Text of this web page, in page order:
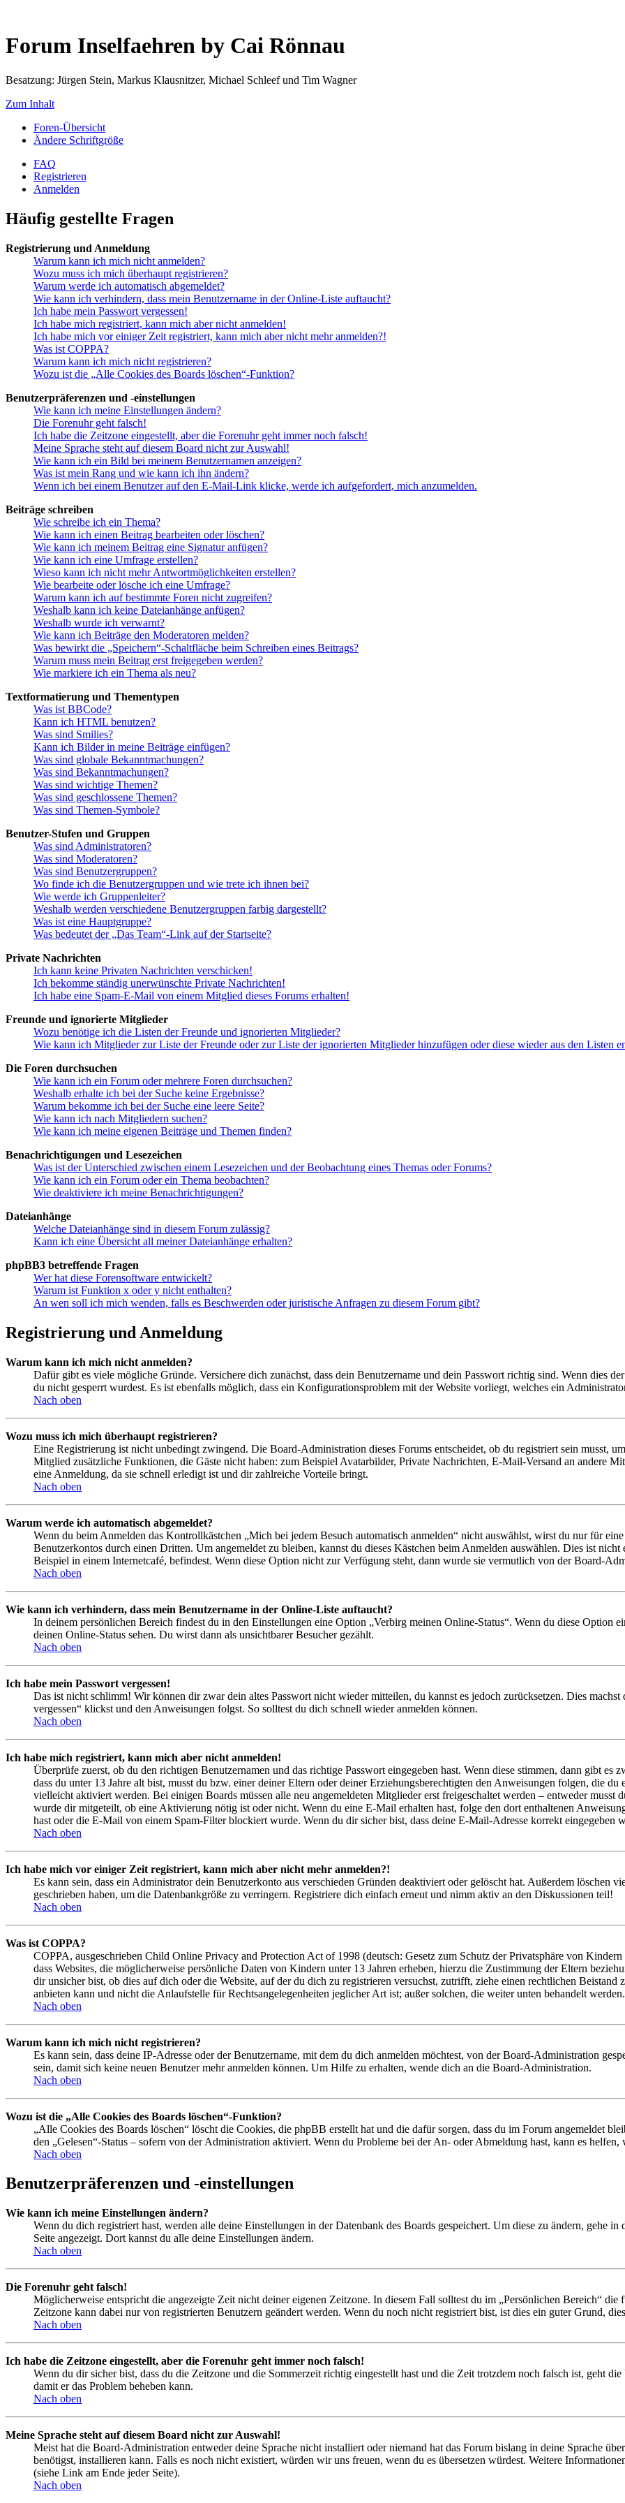
Forum Inselfaehren by Cai Rönnau
Besatzung: Jürgen Stein, Markus Klausnitzer, Michael Schleef und Tim Wagner
Zum Inhalt
Foren-Übersicht
Ändere Schriftgröße
FAQ
Registrieren
Anmelden
Häufig gestellte Fragen
Registrierung und Anmeldung
Warum kann ich mich nicht anmelden?
Wozu muss ich mich überhaupt registrieren?
Warum werde ich automatisch abgemeldet?
Wie kann ich verhindern, dass mein Benutzername in der Online-Liste auftaucht?
Ich habe mein Passwort vergessen!
Ich habe mich registriert, kann mich aber nicht anmelden!
Ich habe mich vor einiger Zeit registriert, kann mich aber nicht mehr anmelden?!
Was ist COPPA?
Warum kann ich mich nicht registrieren?
Wozu ist die „Alle Cookies des Boards löschen“-Funktion?
Benutzerpräferenzen und -einstellungen
Wie kann ich meine Einstellungen ändern?
Die Forenuhr geht falsch!
Ich habe die Zeitzone eingestellt, aber die Forenuhr geht immer noch falsch!
Meine Sprache steht auf diesem Board nicht zur Auswahl!
Wie kann ich ein Bild bei meinem Benutzernamen anzeigen?
Was ist mein Rang und wie kann ich ihn ändern?
Wenn ich bei einem Benutzer auf den E-Mail-Link klicke, werde ich aufgefordert, mich anzumelden.
Beiträge schreiben
Wie schreibe ich ein Thema?
Wie kann ich einen Beitrag bearbeiten oder löschen?
Wie kann ich meinem Beitrag eine Signatur anfügen?
Wie kann ich eine Umfrage erstellen?
Wieso kann ich nicht mehr Antwortmöglichkeiten erstellen?
Wie bearbeite oder lösche ich eine Umfrage?
Warum kann ich auf bestimmte Foren nicht zugreifen?
Weshalb kann ich keine Dateianhänge anfügen?
Weshalb wurde ich verwarnt?
Wie kann ich Beiträge den Moderatoren melden?
Was bewirkt die „Speichern“-Schaltfläche beim Schreiben eines Beitrags?
Warum muss mein Beitrag erst freigegeben werden?
Wie markiere ich ein Thema als neu?
Textformatierung und Thementypen
Was ist BBCode?
Kann ich HTML benutzen?
Was sind Smilies?
Kann ich Bilder in meine Beiträge einfügen?
Was sind globale Bekanntmachungen?
Was sind Bekanntmachungen?
Was sind wichtige Themen?
Was sind geschlossene Themen?
Was sind Themen-Symbole?
Benutzer-Stufen und Gruppen
Was sind Administratoren?
Was sind Moderatoren?
Was sind Benutzergruppen?
Wo finde ich die Benutzergruppen und wie trete ich ihnen bei?
Wie werde ich Gruppenleiter?
Weshalb werden verschiedene Benutzergruppen farbig dargestellt?
Was ist eine Hauptgruppe?
Was bedeutet der „Das Team“-Link auf der Startseite?
Private Nachrichten
Ich kann keine Privaten Nachrichten verschicken!
Ich bekomme ständig unerwünschte Private Nachrichten!
Ich habe eine Spam-E-Mail von einem Mitglied dieses Forums erhalten!
Freunde und ignorierte Mitglieder
Wozu benötige ich die Listen der Freunde und ignorierten Mitglieder?
Wie kann ich Mitglieder zur Liste der Freunde oder zur Liste der ignorierten Mitglieder hinzufügen oder diese wieder aus den Listen
Die Foren durchsuchen
Wie kann ich ein Forum oder mehrere Foren durchsuchen?
Weshalb erhalte ich bei der Suche keine Ergebnisse?
Warum bekomme ich bei der Suche eine leere Seite?
Wie kann ich nach Mitgliedern suchen?
Wie kann ich meine eigenen Beiträge und Themen finden?
Benachrichtigungen und Lesezeichen
Was ist der Unterschied zwischen einem Lesezeichen und der Beobachtung eines Themas oder Forums?
Wie kann ich ein Forum oder ein Thema beobachten?
Wie deaktiviere ich meine Benachrichtigungen?
Dateianhänge
Welche Dateianhänge sind in diesem Forum zulässig?
Kann ich eine Übersicht all meiner Dateianhänge erhalten?
phpBB3 betreffende Fragen
Wer hat diese Forensoftware entwickelt?
Warum ist Funktion x oder y nicht enthalten?
An wen soll ich mich wenden, falls es Beschwerden oder juristische Anfragen zu diesem Forum gibt?
Registrierung und Anmeldung
Warum kann ich mich nicht anmelden?
Dafür gibt es viele mögliche Gründe. Versichere dich zunächst, dass dein Benutzername und dein Passwort richtig sind. Wenn dies
du nicht gesperrt wurdest. Es ist ebenfalls möglich, dass ein Konfigurationsproblem mit der Website vorliegt, welches ein
Nach oben
Wozu muss ich mich überhaupt registrieren?
Eine Registrierung ist nicht unbedingt zwingend. Die Board-Administration dieses Forums entscheidet, ob du registriert sein musst,
Mitglied zusätzliche Funktionen, die Gäste nicht haben: zum Beispiel Avatarbilder, Private Nachrichten, E-Mail-Versand an andere
eine Anmeldung, da sie schnell erledigt ist und dir zahlreiche Vorteile bringt.
Nach oben
Warum werde ich automatisch abgemeldet?
Wenn du beim Anmelden das Kontrollkästchen „Mich bei jedem Besuch automatisch anmelden“ nicht auswählst, wirst du nur für
Benutzerkontos durch einen Dritten. Um angemeldet zu bleiben, kannst du dieses Kästchen beim Anmelden auswählen. Dies ist
Beispiel in einem Internetcafé, befindest. Wenn diese Option nicht zur Verfügung steht, dann wurde sie vermutlich von der Board-
Nach oben
Wie kann ich verhindern, dass mein Benutzername in der Online-Liste auftaucht?
In deinem persönlichen Bereich findest du in den Einstellungen eine Option „Verbirg meinen Online-Status“. Wenn du diese Option
deinen Online-Status sehen. Du wirst dann als unsichtbarer Besucher gezählt.
Nach oben
Ich habe mein Passwort vergessen!
Das ist nicht schlimm! Wir können dir zwar dein altes Passwort nicht wieder mitteilen, du kannst es jedoch zurücksetzen. Dies
vergessen“ klickst und den Anweisungen folgst. So solltest du dich schnell wieder anmelden können.
Nach oben
Ich habe mich registriert, kann mich aber nicht anmelden!
Überprüfe zuerst, ob du den richtigen Benutzernamen und das richtige Passwort eingegeben hast. Wenn diese stimmen, dann gibt es
dass du unter 13 Jahre alt bist, musst du bzw. einer deiner Eltern oder deiner Erziehungsberechtigten den Anweisungen folgen, die
vielleicht aktiviert werden. Bei einigen Boards müssen alle neu angemeldeten Mitglieder erst freigeschaltet werden – entweder musst
wurde dir mitgeteilt, ob eine Aktivierung nötig ist oder nicht. Wenn du eine E-Mail erhalten hast, folge den dort enthaltenen
hast oder die E-Mail von einem Spam-Filter blockiert wurde. Wenn du dir sicher bist, dass deine E-Mail-Adresse korrekt eingegeben
Nach oben
Ich habe mich vor einiger Zeit registriert, kann mich aber nicht mehr anmelden?!
Es kann sein, dass ein Administrator dein Benutzerkonto aus verschieden Gründen deaktiviert oder gelöscht hat. Außerdem löschen
geschrieben haben, um die Datenbankgröße zu verringern. Registriere dich einfach erneut und nimm aktiv an den Diskussionen teil!
Nach oben
Was ist COPPA?
COPPA, ausgeschrieben Child Online Privacy and Protection Act of 1998 (deutsch: Gesetz zum Schutz der Privatsphäre von
dass Websites, die möglicherweise persönliche Daten von Kindern unter 13 Jahren erheben, hierzu die Zustimmung der Eltern
dir unsicher bist, ob dies auf dich oder die Website, auf der du dich zu registrieren versuchst, zutrifft, ziehe einen rechtlichen Beistand
anbieten kann und nicht die Anlaufstelle für Rechtsangelegenheiten jeglicher Art ist; außer solchen, die weiter unten behandelt werden.
Nach oben
Warum kann ich mich nicht registrieren?
Es kann sein, dass deine IP-Adresse oder der Benutzername, mit dem du dich anmelden möchtest, von der Board-Administration
sein, damit sich keine neuen Benutzer mehr anmelden können. Um Hilfe zu erhalten, wende dich an die Board-Administration.
Nach oben
Wozu ist die „Alle Cookies des Boards löschen“-Funktion?
„Alle Cookies des Boards löschen“ löscht die Cookies, die phpBB erstellt hat und die dafür sorgen, dass du im Forum angemeldet
den „Gelesen“-Status – sofern von der Administration aktiviert. Wenn du Probleme bei der An- oder Abmeldung hast, kann es
Nach oben
Benutzerpräferenzen und -einstellungen
Wie kann ich meine Einstellungen ändern?
Wenn du dich registriert hast, werden alle deine Einstellungen in der Datenbank des Boards gespeichert. Um diese zu ändern, gehe
Seite angezeigt. Dort kannst du alle deine Einstellungen ändern.
Nach oben
Die Forenuhr geht falsch!
Möglicherweise entspricht die angezeigte Zeit nicht deiner eigenen Zeitzone. In diesem Fall solltest du im „Persönlichen Bereich“
Zeitzone kann dabei nur von registrierten Benutzern geändert werden. Wenn du noch nicht registriert bist, ist dies ein guter Grund,
Nach oben
Ich habe die Zeitzone eingestellt, aber die Forenuhr geht immer noch falsch!
Wenn du dir sicher bist, dass du die Zeitzone und die Sommerzeit richtig eingestellt hast und die Zeit trotzdem noch falsch ist, geht
damit er das Problem beheben kann.
Nach oben
Meine Sprache steht auf diesem Board nicht zur Auswahl!
Meist hat die Board-Administration entweder deine Sprache nicht installiert oder niemand hat das Forum bislang in deine Sprache
benötigst, installieren kann. Falls es noch nicht existiert, würden wir uns freuen, wenn du es übersetzen würdest. Weitere
(siehe Link am Ende jeder Seite).
Nach oben